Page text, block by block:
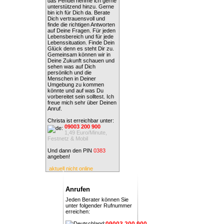
unterstützend hinzu. Gerne
bin ich für Dich da. Berate
Dich vertrauensvoll und
finde die richtigen Antworten
auf Deine Fragen. Für jeden
Lebensbereich und für jede
Lebenssituation. Finde Dein
Glück denn es steht Dir zu.
Gemeinsam können wir in
Deine Zukunft schauen und
sehen was auf Dich
persönlich und die
Menschen in Deiner
Umgebung zu kommen
könnte und auf was Du
vorbereitet sein solltest. Ich
freue mich sehr über Deinen
Anruf.
Christa ist erreichbar unter:
09003 200 900
1,49 Euro/Minute,
Festnetz & Mobil
Und dann den PIN 0383
angeben!
aktuell nicht online
Anrufen
Jeden Berater können Sie
unter folgender Rufnummer
erreichen: